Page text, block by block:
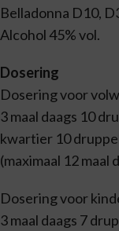
Belladonna D10,
Alcohol 45% vol.
Dosering
Dosering voor
3 maal daags 10
kwartier 10
(maximaal 12 maal
Dosering voor
3 maal daags 7